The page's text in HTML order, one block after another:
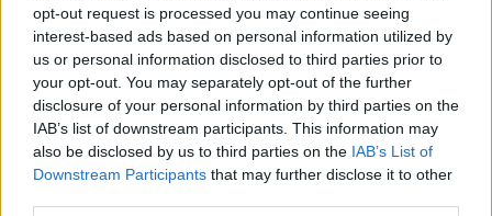
opt-out request is processed you may continue seeing
interest-based ads based on personal information utilized by
us or personal information disclosed to third parties prior to
your opt-out. You may separately opt-out of the further
disclosure of your personal information by third parties on the
IAB’s list of downstream participants. This information may
also be disclosed by us to third parties on the IAB’s List of
Downstream Participants that may further disclose it to other
Αγγελίες
Κηδείες
Καιρός